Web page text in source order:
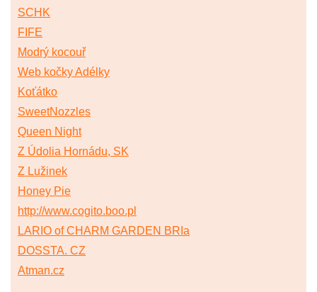
SCHK
FIFE
Modrý kocouř
Web kočky Adélky
Koťátko
SweetNozzles
Queen Night
Z Údolia Hornádu, SK
Z Lužinek
Honey Pie
http://www.cogito.boo.pl
LARIO of CHARM GARDEN BRIa
DOSSTA. CZ
Atman.cz